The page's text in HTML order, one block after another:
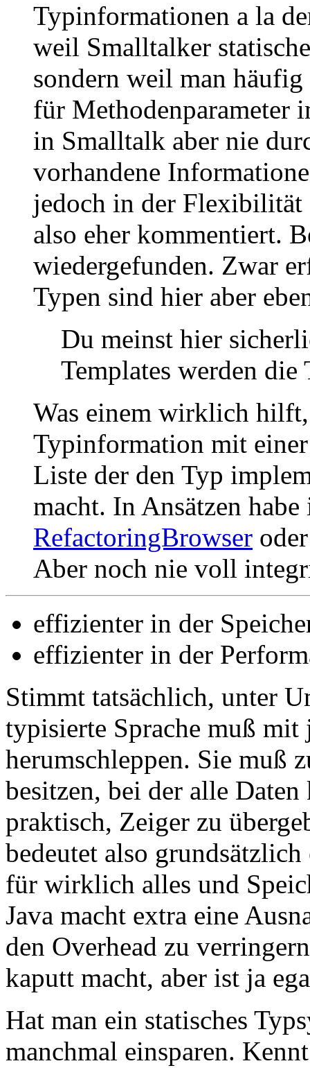
Typinformationen a la
weil Smalltalker
sondern weil man
für Methodenparameter
in Smalltalk aber nie
vorhandene
jedoch in der Flexibilität
also eher kommentiert.
wiedergefunden. Zwar
Typen sind hier aber
Du meinst hier
Templates werden
Was einem wirklich
Typinformation mit
Liste der den Typ
macht. In Ansätzen
RefactoringBrowser
Aber noch nie voll
effizienter in der
effizienter in der
Stimmt tatsächlich, unter
typisierte Sprache muß
herumschleppen. Sie muß
besitzen, bei der alle
praktisch, Zeiger zu
bedeutet also
für wirklich alles und
Java macht extra eine
den Overhead zu
kaputt macht, aber ist ja
Hat man ein statisches
manchmal einsparen.